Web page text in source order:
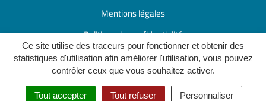
Ce site utilise des traceurs pour fonctionner et obtenir des
statistiques d'utilisation afin améliorer l'utilisation, vous pouvez
contrôler ceux que vous souhaitez activer.
Tout accepter Tout refuser Personnaliser
Mentions légales
Politique de confidentialité
Accessibilité : partiellement conforme